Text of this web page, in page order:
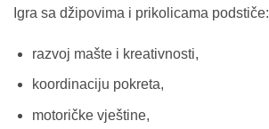
Igra sa džipovima i prikolicama podstiče:
razvoj mašte i kreativnosti,
koordinaciju pokreta,
motoričke vještine,